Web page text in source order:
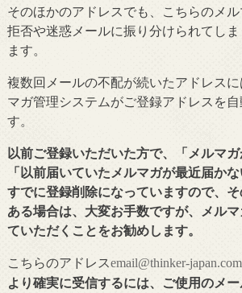
そのほかのアドレスでも、こちらのメ
拒否や迷惑メールに振り分けられてし
ます。
複数回メールの不配が続いたアドレス
マガ管理システムがご登録アドレスを自
す。
以前ご登録いただいた方で、「メルマガ
「以前届いていたメルマガが最近届かな
すでに登録削除になっていますので、
ある場合は、大変お手数ですが、メル
ていただくことをお勧めします。
こちらのアドレスemail@thinker-japan.com
より確実に受信するには、ご使用のメ